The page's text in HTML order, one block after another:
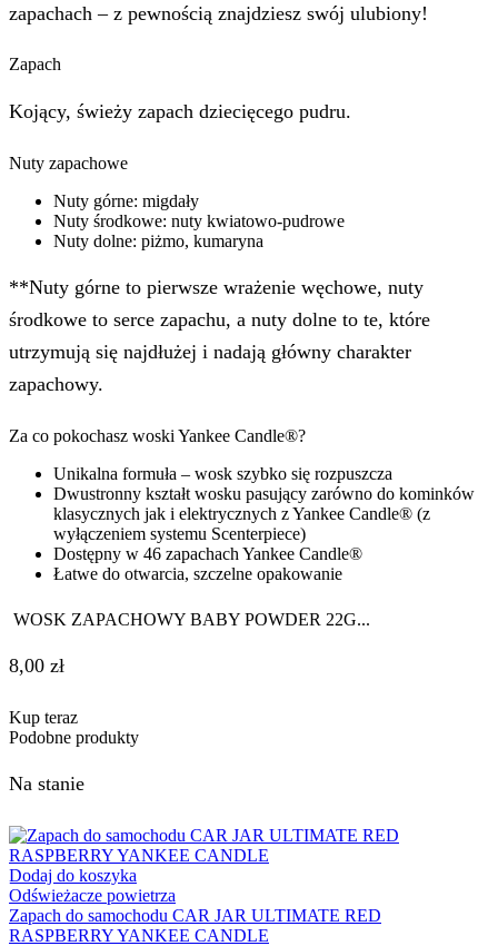
zapachach – z pewnością znajdziesz swój ulubiony!
Zapach
Kojący, świeży zapach dziecięcego pudru.
Nuty zapachowe
Nuty górne: migdały
Nuty środkowe: nuty kwiatowo-pudrowe
Nuty dolne: piżmo, kumaryna
**Nuty górne to pierwsze wrażenie węchowe, nuty
środkowe to serce zapachu, a nuty dolne to te, które
utrzymują się najdłużej i nadają główny charakter
zapachowy.
Za co pokochasz woski Yankee Candle®?
Unikalna formuła – wosk szybko się rozpuszcza
Dwustronny kształt wosku pasujący zarówno do kominków
klasycznych jak i elektrycznych z Yankee Candle® (z
wyłączeniem systemu Scenterpiece)
Dostępny w 46 zapachach Yankee Candle®
Łatwe do otwarcia, szczelne opakowanie
WOSK ZAPACHOWY BABY POWDER 22G...
8,00 zł
Kup teraz
Podobne produkty
Na stanie
Dodaj do koszyka
Odświeżacze powietrza
Zapach do samochodu CAR JAR ULTIMATE RED
RASPBERRY YANKEE CANDLE